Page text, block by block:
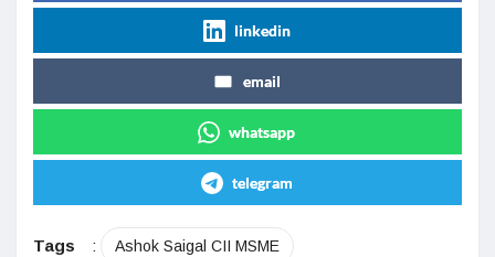
linkedin
email
whatsapp
telegram
Tags : Ashok Saigal CII MSME